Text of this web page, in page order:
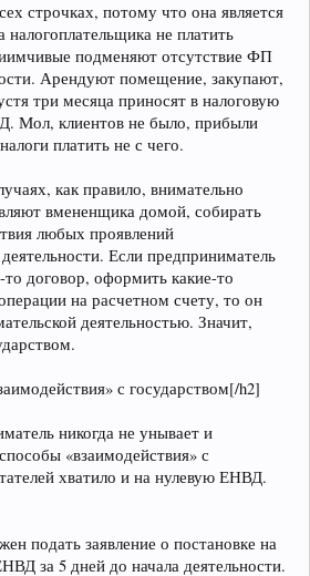
строчках, потому что она является
не платить
подменяют отсутствие ФП
Арендуют помещение, закупают,
три месяца приносят в налоговую
Мол, клиентов не было, прибыли
платить не с чего.
как правило, внимательно
вмененщика домой, собирать
любых проявлений
Если предприниматель
то договор, оформить какие-то
на расчетном счету, то он
деятельностью. Значит,
с государством[/h2]
никогда не унывает и
«взаимодействия» с
хватило и на нулевую ЕНВД.
подать заявление о постановке на
за 5 дней до начала деятельности.